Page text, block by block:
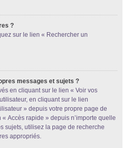
?
sur le lien « Rechercher un
messages et sujets ?
en cliquant sur le lien « Voir vos
en cliquant sur le lien
» depuis votre propre page de
Accès rapide » depuis n’importe quelle
sujets, utilisez la page de recherche
appropriés.